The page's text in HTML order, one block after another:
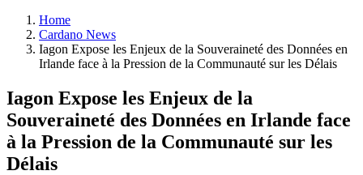
Home
Cardano News
Iagon Expose les Enjeux de la Souveraineté des Données en
Irlande face à la Pression de la Communauté sur les Délais
Iagon Expose les Enjeux de la
Souveraineté des Données en Irlande face
à la Pression de la Communauté sur les
Délais